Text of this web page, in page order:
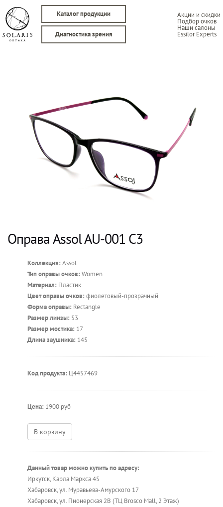
Каталог продукции Акции и скидки
Подбор очков
Наши салоны
Essilor Experts
Диагностика зрения
Оправа Assol AU-001 C3
Коллекция: Assol
Тип оправы очков: Women
Материал: Пластик
Цвет оправы очков: фиолетовый-прозрачный
Форма оправы: Rectangle
Размер линзы: 53
Размер мостика: 17
Длина заушника: 145
Код продукта: Ц4457469
Цена: 1900 руб
В корзину
Данный товар можно купить по адресу:
Иркутск, Карла Маркса 45
Хабаровск, ул. Муравьева-Амурского 17
Хабаровск, ул. Пионерская 2В (ТЦ Brosco Mall, 2 Этаж)